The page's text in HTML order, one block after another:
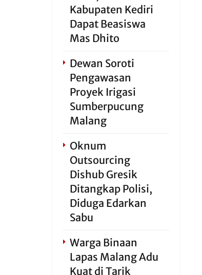
Kabupaten Kediri
Dapat Beasiswa
Mas Dhito
Dewan Soroti
Pengawasan
Proyek Irigasi
Sumberpucung
Malang
Oknum
Outsourcing
Dishub Gresik
Ditangkap Polisi,
Diduga Edarkan
Sabu
Warga Binaan
Lapas Malang Adu
Kuat di Tarik